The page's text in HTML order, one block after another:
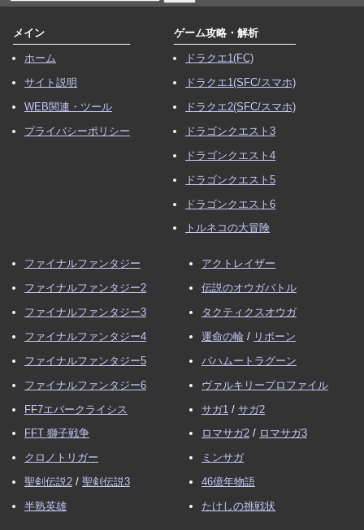
メイン
ホーム
サイト説明
WEB関連・ツール
プライバシーポリシー
ゲーム攻略・解析
ドラクエ1(FC)
ドラクエ1(SFC/スマホ)
ドラクエ2(SFC/スマホ)
ドラゴンクエスト3
ドラゴンクエスト4
ドラゴンクエスト5
ドラゴンクエスト6
トルネコの大冒険
ファイナルファンタジー
ファイナルファンタジー2
ファイナルファンタジー3
ファイナルファンタジー4
ファイナルファンタジー5
ファイナルファンタジー6
FF7エバークライシス
FFT 獅子戦争
クロノトリガー
聖剣伝説2 / 聖剣伝説3
半熟英雄
アクトレイザー
伝説のオウガバトル
タクティクスオウガ
運命の輪 / リボーン
バハムートラグーン
ヴァルキリープロファイル
サガ1 / サガ2
ロマサガ2 / ロマサガ3
ミンサガ
46億年物語
たけしの挑戦状